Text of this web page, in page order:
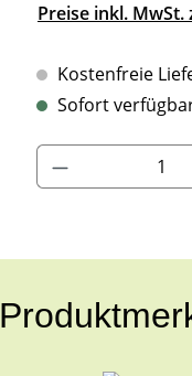
Preise inkl.
Kostenfreie
Sofort
Produkt Anzahl: